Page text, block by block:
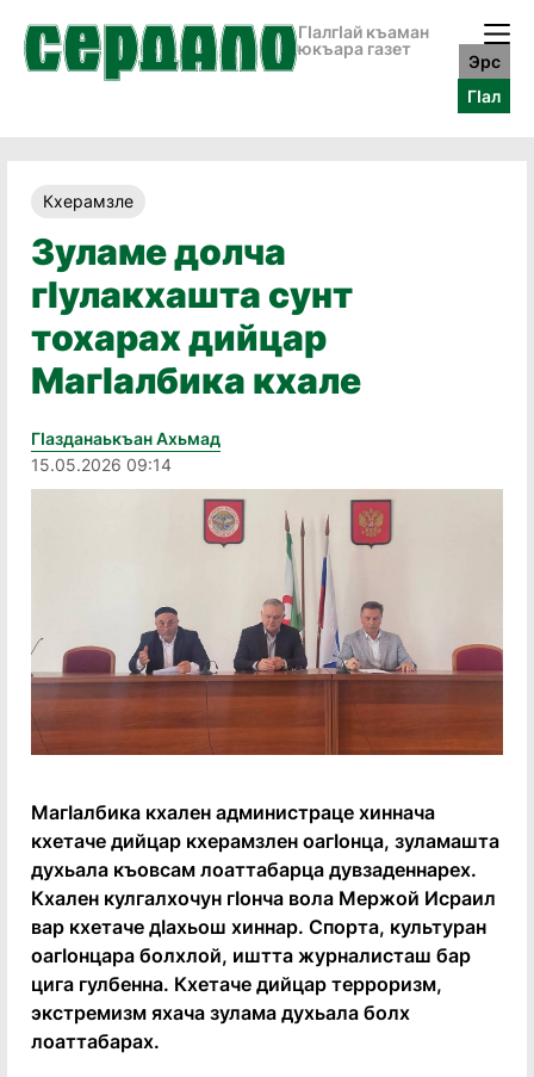
ГӀалгӀай къаман
юкъара газет
Эрс
ГӀал
Кхерамзле
Зуламе долча
гӏулакхашта сунт
тохарах дийцар
Магӏалбика кхале
Гӏазданаькъан Ахьмад
15.05.2026 09:14
Магӏалбика кхален администраце хиннача
кхетаче дийцар кхерамзлен оагӏонца, зуламашта
духьала къовсам лоаттабарца дувзаденнарех.
Кхален кулгалхочун гӏонча вола Мержой Исраил
вар кхетаче дӏахьош хиннар. Спорта, культуран
оагӏонцара болхлой, иштта журналисташ бар
цига гулбенна. Кхетаче дийцар терроризм,
экстремизм яхача зулама духьала болх
лоаттабарах.